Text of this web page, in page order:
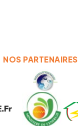
NOS PARTENAIRES